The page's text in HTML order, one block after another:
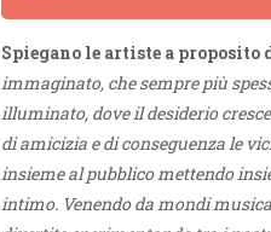
Spiegano le artiste a proposito
immaginato, che sempre più
illuminato, dove il desiderio
di amicizia e di conseguenza le
insieme al pubblico mettendo
intimo. Venendo da mondi